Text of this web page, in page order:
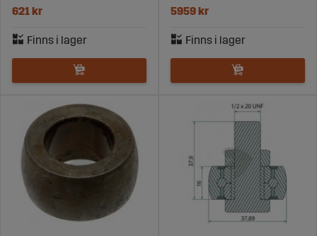
621 kr
5959 kr